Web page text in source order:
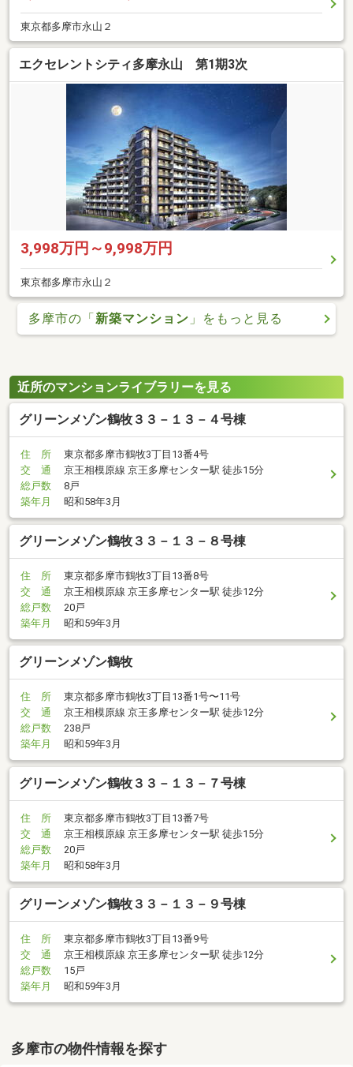
東京都多摩市永山２
エクセレントシティ多摩永山 第1期3次
3,998万円～9,998万円
東京都多摩市永山２
多摩市の「 新築マンション 」をもっと見る
近所のマンションライブラリーを見る
グリーンメゾン鶴牧３３－１３－４号棟
住 所
東京都多摩市鶴牧3丁目13番4号
交 通
京王相模原線 京王多摩センター駅 徒歩15分
総戸数
8戸
築年月
昭和58年3月
グリーンメゾン鶴牧３３－１３－８号棟
住 所
東京都多摩市鶴牧3丁目13番8号
交 通
京王相模原線 京王多摩センター駅 徒歩12分
総戸数
20戸
築年月
昭和59年3月
グリーンメゾン鶴牧
住 所
東京都多摩市鶴牧3丁目13番1号〜11号
交 通
京王相模原線 京王多摩センター駅 徒歩12分
総戸数
238戸
築年月
昭和59年3月
グリーンメゾン鶴牧３３－１３－７号棟
住 所
東京都多摩市鶴牧3丁目13番7号
交 通
京王相模原線 京王多摩センター駅 徒歩15分
総戸数
20戸
築年月
昭和58年3月
グリーンメゾン鶴牧３３－１３－９号棟
住 所
東京都多摩市鶴牧3丁目13番9号
交 通
京王相模原線 京王多摩センター駅 徒歩12分
総戸数
15戸
築年月
昭和59年3月
多摩市の物件情報を探す